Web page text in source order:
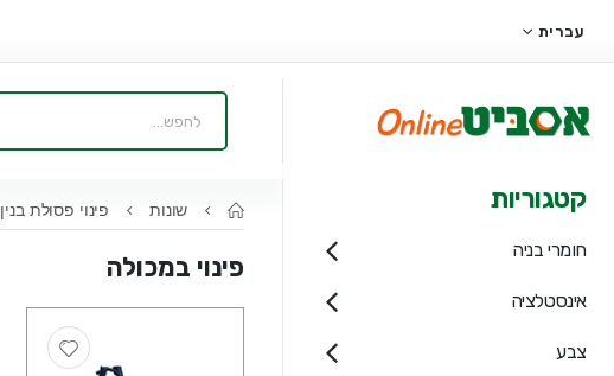
עברית
קטגוריות
חומרי בניה
אינסטלציה
צבע
שונות פינוי פסולת בנין
פינוי במכולה